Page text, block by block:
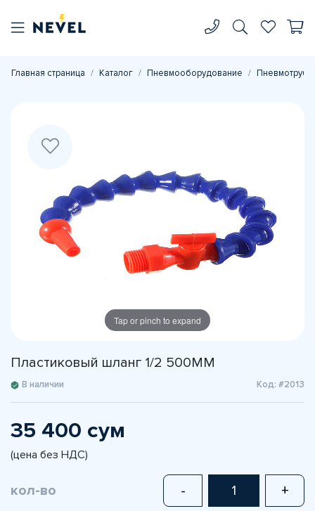
Главная страница Каталог Пневмооборудование
Tap or pinch to expand
Пластиковый шланг 1/2 500MM
В наличии Код: #2013
35 400 сум
(цена без НДС)
кол-во - +